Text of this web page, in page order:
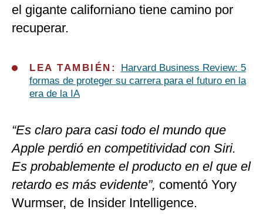
el gigante californiano tiene camino por
recuperar.
LEA TAMBIÉN:
Harvard Business Review: 5
formas de proteger su carrera para el futuro en la
era de la IA
“Es claro para casi todo el mundo que
Apple perdió en competitividad con Siri.
Es probablemente el producto en el que el
retardo es más evidente”, comentó Yory
Wurmser, de Insider Intelligence.